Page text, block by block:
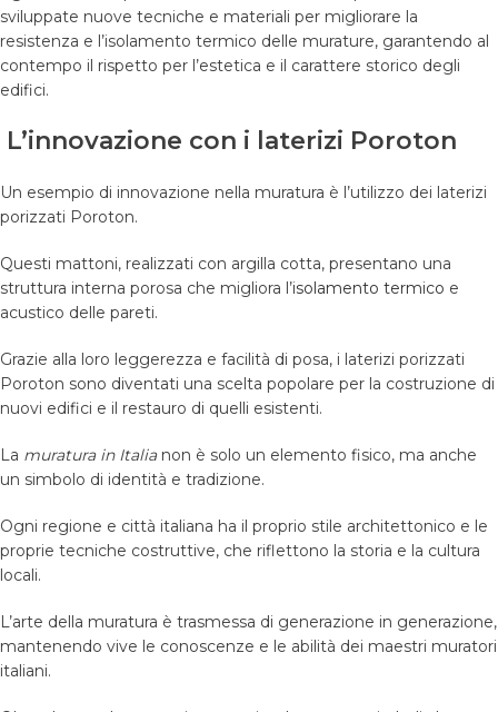
sviluppate nuove tecniche e materiali per migliorare la
resistenza e l’isolamento termico delle murature, garantendo al
contempo il rispetto per l’estetica e il carattere storico degli
edifici.
L’innovazione con i laterizi Poroton
Un esempio di innovazione nella muratura è l’utilizzo dei laterizi
porizzati Poroton.
Questi mattoni, realizzati con argilla cotta, presentano una
struttura interna porosa che migliora l’isolamento termico e
acustico delle pareti.
Grazie alla loro leggerezza e facilità di posa, i laterizi porizzati
Poroton sono diventati una scelta popolare per la costruzione di
nuovi edifici e il restauro di quelli esistenti.
La muratura in Italianon è solo un elemento fisico, ma anche
un simbolo di identità e tradizione.
Ogni regione e città italiana ha il proprio stile architettonico e le
proprie tecniche costruttive, che riflettono la storia e la cultura
locali.
L’arte della muratura è trasmessa di generazione in generazione,
mantenendo vive le conoscenze e le abilità dei maestri muratori
italiani.